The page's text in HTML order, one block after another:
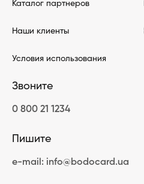
Каталог партнеров
Наши клиенты
Условия использования
Звоните
0 800 21 1234
Пишите
e-mail: info@bodocard.ua